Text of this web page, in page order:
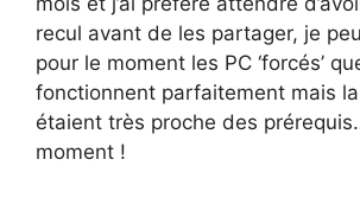
recul avant de les partager, je
pour le moment les PC ‘forcés’
fonctionnent parfaitement mais
étaient très proche des
moment !